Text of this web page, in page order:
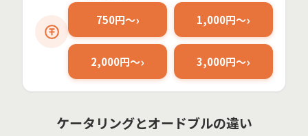
750円〜 1,000円〜
2,000円〜 3,000円〜
ケータリングとオードブルの違い